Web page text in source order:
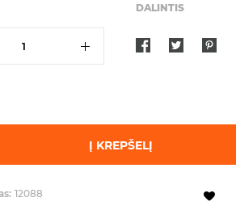
DALINTIS
Į KREPŠELĮ
12088